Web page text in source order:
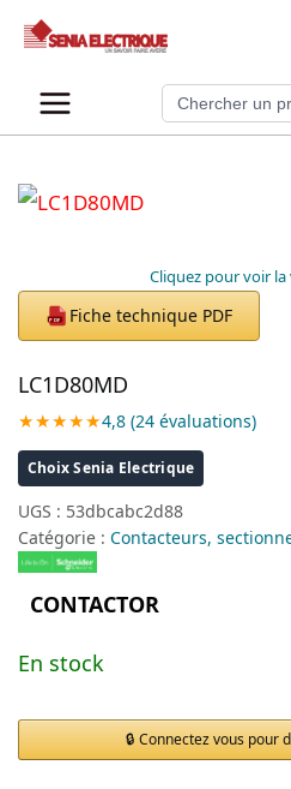
Aller
contenu
Recherche de
Cliquez pour voir
PDF Fiche technique PDF
LC1D80MD
★★★★★4,8 (24 évaluations)
Choix Senia Electrique
UGS : 53dbcabc2d88
Catégorie : Contacteurs,
CONTACTOR
En stock
Connectez vous pour